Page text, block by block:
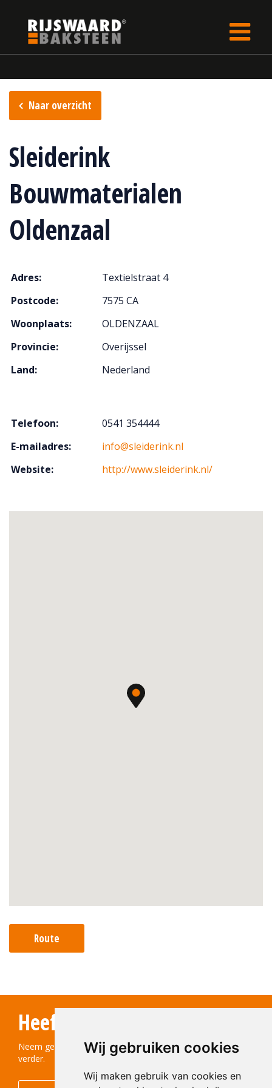
Wij gebruiken cookies
Wij maken gebruik van cookies en
Naar overzicht
Sleiderink
Bouwmaterialen
Oldenzaal
Adres:
Textielstraat 4
Postcode:
7575 CA
Woonplaats:
OLDENZAAL
Provincie:
Overijssel
Land:
Nederland
Telefoon:
0541 354444
E-mailadres:
info@sleiderink.nl
Website:
http://www.sleiderink.nl/
Route
Heeft u vragen?
Neem gerust contact met ons op! We helpen u graag
verder.